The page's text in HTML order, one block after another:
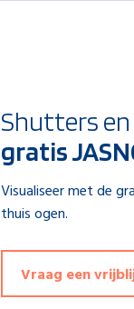
Shutters
gratis
Visualiseer met de
thuis ogen.
Vraag een